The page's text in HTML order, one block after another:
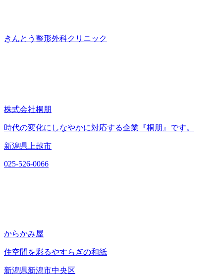
きんとう整形外科クリニック
株式会社桐朋
時代の変化にしなやかに対応する企業『桐朋』です。
新潟県上越市
025-526-0066
からかみ屋
住空間を彩るやすらぎの和紙
新潟県新潟市中央区